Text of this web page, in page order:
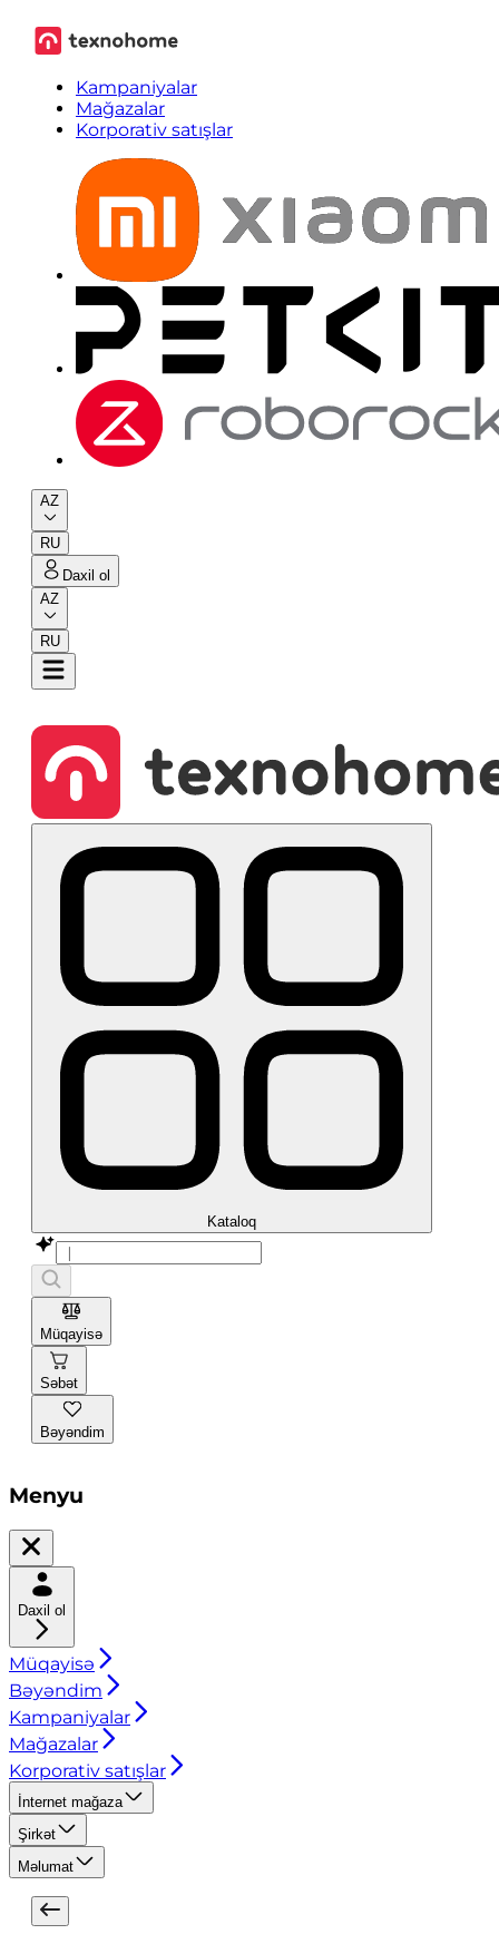
Kampaniyalar
Mağazalar
Korporativ satışlar
AZ
RU
Daxil ol
AZ
RU
Kataloq
Müqayisə
Səbət
Bəyəndim
Menyu
Daxil ol
Müqayisə
Bəyəndim
Kampaniyalar
Mağazalar
Korporativ satışlar
İnternet mağaza
Şirkət
Məlumat